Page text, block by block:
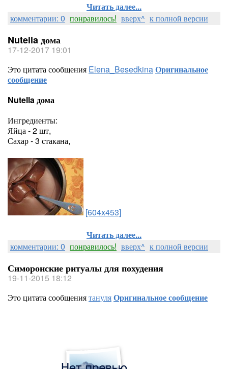
Читать далее...
комментарии: 0 понравилось! вверх^ к полной версии
Nutella дома
17-12-2017 19:01
Это цитата сообщения Elena_BesedkinaОригинальное
сообщение
Nutella дома
Ингредиенты:
Яйца - 2 шт,
Сахар - 3 стакана,
[604x453]
Читать далее...
комментарии: 0 понравилось! вверх^ к полной версии
Симоронские ритуалы для похудения
19-11-2015 18:12
Это цитата сообщениятануляОригинальное сообщение